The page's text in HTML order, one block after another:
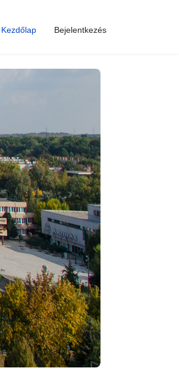
Kezdőlap Bejelentkezés